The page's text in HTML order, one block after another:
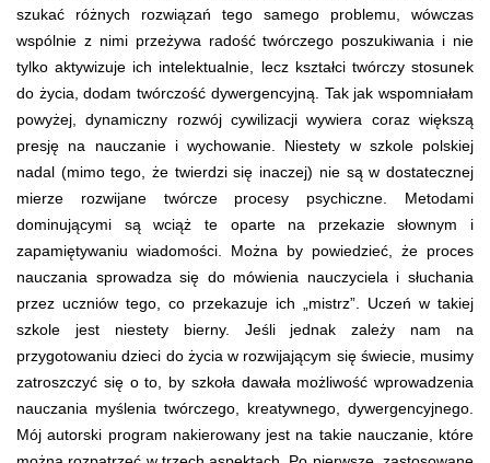
szukać różnych rozwiązań tego samego problemu, wówczas
wspólnie z nimi przeżywa radość twórczego poszukiwania i nie
tylko aktywizuje ich intelektualnie, lecz kształci twórczy stosunek
do życia, dodam twórczość dywergencyjną. Tak jak wspomniałam
powyżej, dynamiczny rozwój cywilizacji wywiera coraz większą
presję na nauczanie i wychowanie. Niestety w szkole polskiej
nadal (mimo tego, że twierdzi się inaczej) nie są w dostatecznej
mierze rozwijane twórcze procesy psychiczne. Metodami
dominującymi są wciąż te oparte na przekazie słownym i
zapamiętywaniu wiadomości. Można by powiedzieć, że proces
nauczania sprowadza się do mówienia nauczyciela i słuchania
przez uczniów tego, co przekazuje ich „mistrz”. Uczeń w takiej
szkole jest niestety bierny. Jeśli jednak zależy nam na
przygotowaniu dzieci do życia w rozwijającym się świecie, musimy
zatroszczyć się o to, by szkoła dawała możliwość wprowadzenia
nauczania myślenia twórczego, kreatywnego, dywergencyjnego.
Mój autorski program nakierowany jest na takie nauczanie, które